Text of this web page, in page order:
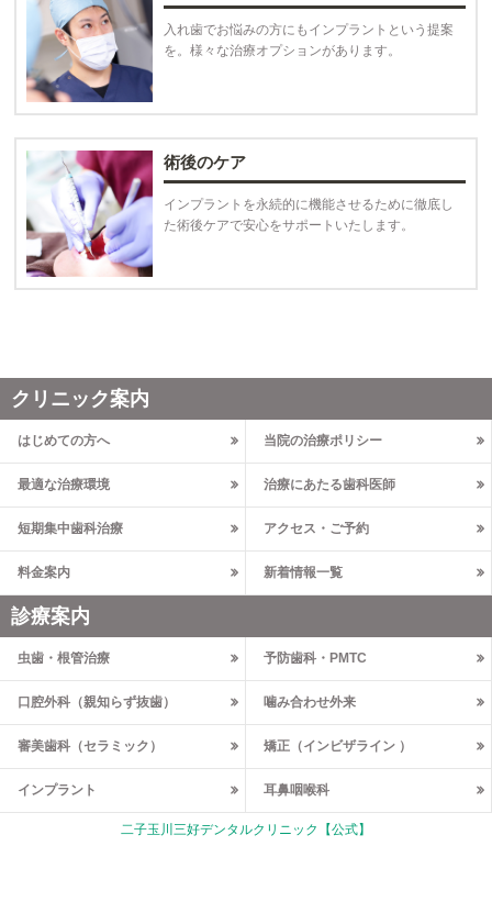
入れ歯でお悩みの方にもインプラントという提案
を。様々な治療オプションがあります。
術後のケア
インプラントを永続的に機能させるために徹底し
た術後ケアで安心をサポートいたします。
クリニック案内
はじめての方へ 当院の治療ポリシー
最適な治療環境 治療にあたる歯科医師
短期集中歯科治療 アクセス・ご予約
料金案内 新着情報一覧
診療案内
虫歯・根管治療 予防歯科・PMTC
口腔外科（親知らず抜歯） 噛み合わせ外来
審美歯科（セラミック） 矯正（インビザライン ）
インプラント 耳鼻咽喉科
二子玉川三好デンタルクリニック【公式】